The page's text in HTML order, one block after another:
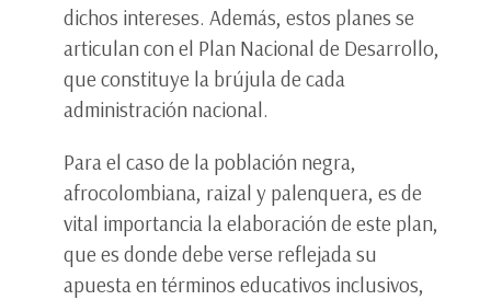
dichos intereses. Además, estos planes se
articulan con el Plan Nacional de Desarrollo,
que constituye la brújula de cada
administración nacional.
Para el caso de la población negra,
afrocolombiana, raizal y palenquera, es de
vital importancia la elaboración de este plan,
que es donde debe verse reflejada su
apuesta en términos educativos inclusivos,